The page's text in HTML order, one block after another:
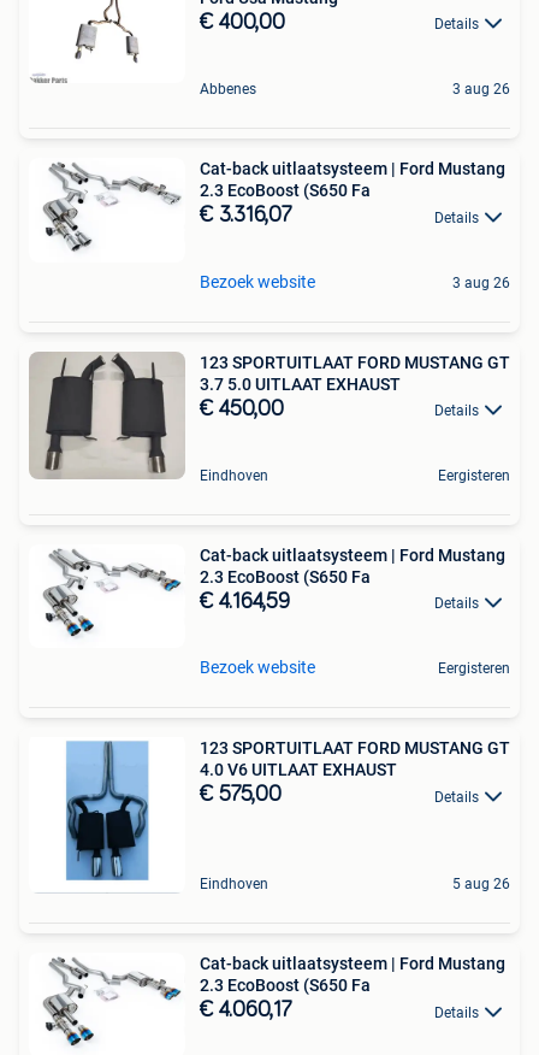
€ 400,00 Details
Abbenes 3 aug 26
Cat-back uitlaatsysteem | Ford Mustang
2.3 EcoBoost (S650 Fa
€ 3.316,07 Details
Bezoek website 3 aug 26
123 SPORTUITLAAT FORD MUSTANG GT
3.7 5.0 UITLAAT EXHAUST
€ 450,00 Details
Eindhoven Eergisteren
Cat-back uitlaatsysteem | Ford Mustang
2.3 EcoBoost (S650 Fa
€ 4.164,59 Details
Bezoek website Eergisteren
123 SPORTUITLAAT FORD MUSTANG GT
4.0 V6 UITLAAT EXHAUST
€ 575,00 Details
Eindhoven 5 aug 26
Cat-back uitlaatsysteem | Ford Mustang
2.3 EcoBoost (S650 Fa
€ 4.060,17 Details